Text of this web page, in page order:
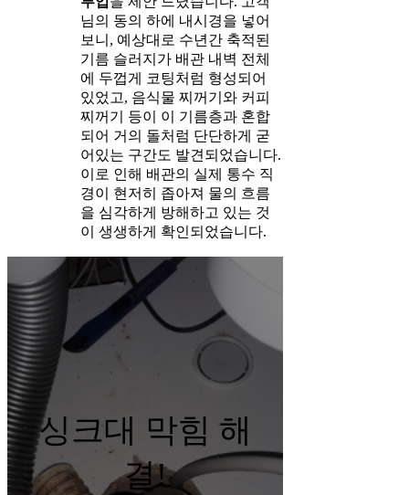
님의 동의 하에 내시경을 넣어
보니, 예상대로 수년간 축적된
기름 슬러지가 배관 내벽 전체
에 두껍게 코팅처럼 형성되어
있었고, 음식물 찌꺼기와 커피
찌꺼기 등이 이 기름층과 혼합
되어 거의 돌처럼 단단하게 굳
어있는 구간도 발견되었습니다.
이로 인해 배관의 실제 통수 직
경이 현저히 좁아져 물의 흐름
을 심각하게 방해하고 있는 것
이 생생하게 확인되었습니다.
싱크대 막힘 해
결!